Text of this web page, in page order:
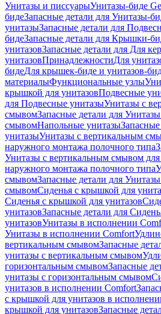
Унитазы и писсуарыУнитазы-биде
бидеЗапасные детали для Унитазы-
унитазыЗапасные детали для
бидеЗапасные детали для Крышки-
унитазовЗапасные детали для Для
унитазовПринадлежностиДля
бидеДля крышек-биде и унитазов-
материалыФункциональные узлы
крышкой для унитазовПодвесные
для Подвесные унитазыУнитазы с
смывомЗапасные детали для
смывомНапольные унитазы
унитазыУнитазы с вертикальным
наружного монтажа полочного типа
Унитазы с вертикальным смывом
наружного монтажа полочного типа
смывомЗапасные детали для
смывомСиденья с крышкой для
Сиденья с крышкой для унитазов
унитазовЗапасные детали для
унитазовУнитазы в исполнении
Унитазы в исполнении Comfort
вертикальным смывомЗапасные
унитазы с вертикальным смывом
горизонтальным смывомЗапасные
унитазы с горизонтальным смывом
унитазов в исполнении Comfort
с крышкой для унитазов в
крышкой для унитазовЗапасные